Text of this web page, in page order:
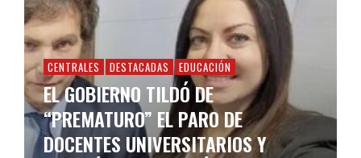
CENTRALES DESTACADAS EDUCACIÓN
EL GOBIERNO TILDÓ DE
“PREMATURO” EL PARO DE
DOCENTES UNIVERSITARIOS Y